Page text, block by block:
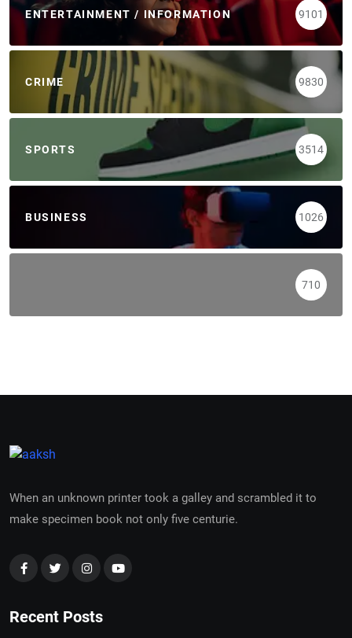
ENTERTAINMENT / INFORMATION 9101
CRIME 9830
SPORTS 3514
BUSINESS 1026
710
When an unknown printer took a galley and scrambled it to
make specimen book not only five centurie.
Recent Posts